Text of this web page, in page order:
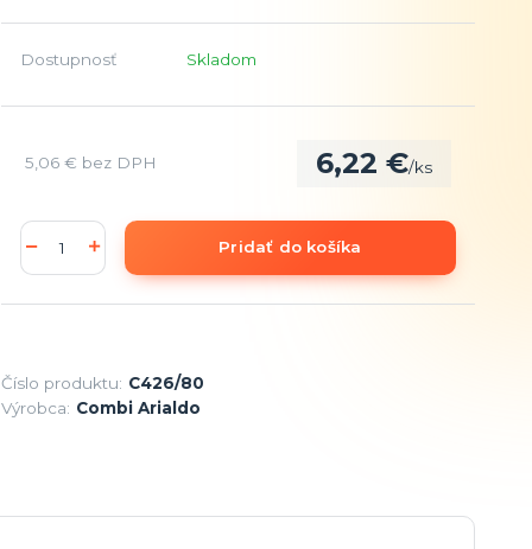
Dostupnosť Skladom
6,22 €/ks
5,06 € bez DPH
Pridať do košíka
Číslo produktu: C426/80
Výrobca: Combi Arialdo